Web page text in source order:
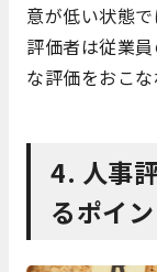
意が低い状態
評価者は従業
な評価をおこな
4. 人事
るポイ